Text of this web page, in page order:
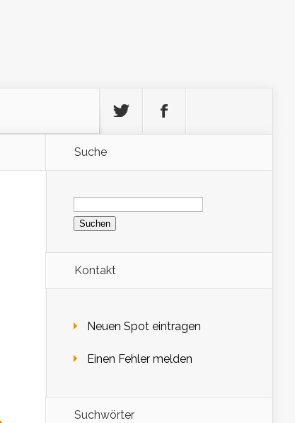
Suche
Suchen
nach:
Kontakt
Neuen Spot eintragen
Einen Fehler melden
Suchwörter